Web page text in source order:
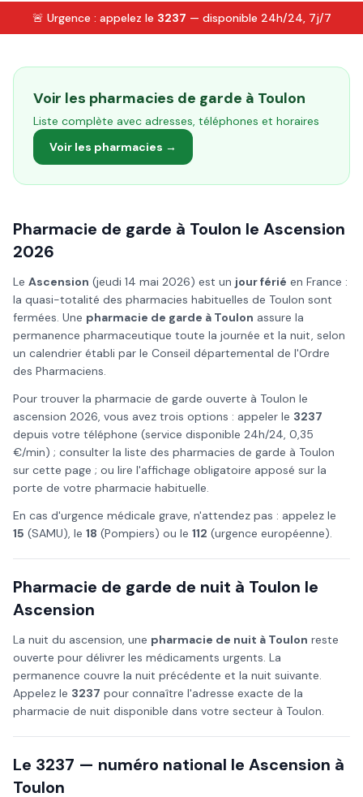
🚨 Urgence : appelez le 3237 — disponible 24h/24, 7j/7
Voir les pharmacies de garde à Toulon
Liste complète avec adresses, téléphones et horaires
Voir les pharmacies →
Pharmacie de garde à Toulon le Ascension
2026
Le Ascension (jeudi 14 mai 2026) est un jour férié en France :
la quasi-totalité des pharmacies habituelles de Toulon sont
fermées. Une pharmacie de garde à Toulon assure la
permanence pharmaceutique toute la journée et la nuit, selon
un calendrier établi par le Conseil départemental de l'Ordre
des Pharmaciens.
Pour trouver la pharmacie de garde ouverte à Toulon le
ascension 2026, vous avez trois options : appeler le 3237
depuis votre téléphone (service disponible 24h/24, 0,35
€/min) ; consulter la liste des pharmacies de garde à Toulon
sur cette page ; ou lire l'affichage obligatoire apposé sur la
porte de votre pharmacie habituelle.
En cas d'urgence médicale grave, n'attendez pas : appelez le
15 (SAMU), le 18 (Pompiers) ou le 112 (urgence européenne).
Pharmacie de garde de nuit à Toulon le
Ascension
La nuit du ascension, une pharmacie de nuit à Toulon reste
ouverte pour délivrer les médicaments urgents. La
permanence couvre la nuit précédente et la nuit suivante.
Appelez le 3237 pour connaître l'adresse exacte de la
pharmacie de nuit disponible dans votre secteur à Toulon.
Le 3237 — numéro national le Ascension à
Toulon